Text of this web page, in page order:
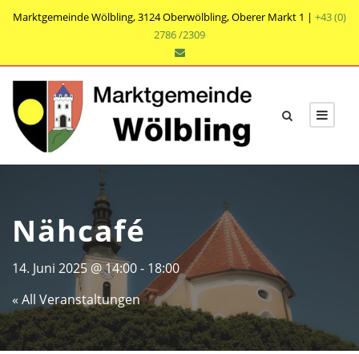
Marktgemeinde Wölbling, 3124 Oberwölbling, Oberer Markt 1 | +43 (0)
2786 /2309
Nähcafé
14. Juni 2025 @ 14:00- 18:00
« All Veranstaltungen